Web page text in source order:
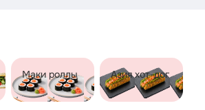
Маки роллы Азия хот-дог